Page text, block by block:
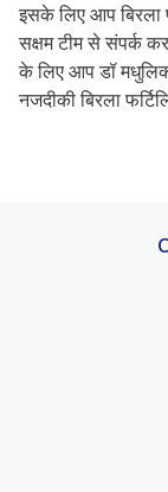
इसके लिए आप बिरला
सक्षम टीम से संपर्क
के लिए आप डॉ
नजदीकी बिरला